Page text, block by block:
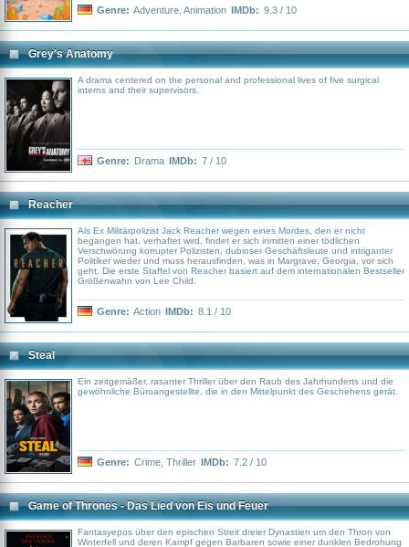
Genre: Adventure Animation IMDb: 9.3 / 10
Grey's Anatomy
A drama centered on the personal and professional lives of five surgical
interns and their supervisors.
Genre: Drama IMDb: 7 / 10
Reacher
Als Ex Militärpolizist Jack Reacher wegen eines Mordes, den er nicht
begangen hat, verhaftet wird, findet er sich inmitten einer tödlichen
Verschwörung korrupter Polizisten, dubioser Geschäftsleute und intriganter
Politiker wieder und muss herausfinden, was in Margrave, Georgia, vor sich
geht. Die erste Staffel von Reacher basiert auf dem internationalen Bestseller
Größenwahn von Lee Child.
Genre: Action IMDb: 8.1 / 10
Steal
Ein zeitgemäßer, rasanter Thriller über den Raub des Jahrhunderts und die
gewöhnliche Büroangestellte, die in den Mittelpunkt des Geschehens gerät.
Genre: Crime Thriller IMDb: 7.2 / 10
Game of Thrones - Das Lied von Eis und Feuer
Fantasyepos über den epischen Streit dreier Dynastien um den Thron von
Winterfell und deren Kampf gegen Barbaren sowie einer dunklen Bedrohung